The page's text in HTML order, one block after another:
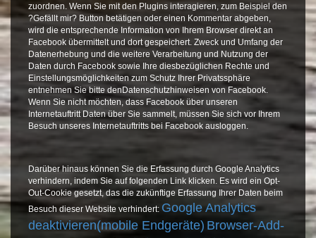
zuordnen. Wenn Sie mit den Plugins interagieren, zum Beispiel den
?Gefällt mir? Button betätigen oder einen Kommentar abgeben,
wird die entsprechende Information von Ihrem Browser direkt an
Facebook übermittelt und dort gespeichert. Zweck und Umfang der
Datenerhebung und die weitere Verarbeitung und Nutzung der
Daten durch Facebook sowie Ihre diesbezüglichen Rechte und
Einstellungsmöglichkeiten zum Schutz Ihrer Privatssphäre
entnehmen Sie bitte denDatenschutzhinweisen von Facebook.
Wenn Sie nicht möchten, dass Facebook über unseren
Internetauftritt Daten über Sie sammelt, müssen Sie sich vor Ihrem
Besuch unseres Internetauftritts bei Facebook ausloggen.
Darüber hinaus können Sie die Erfassung durch Google Analytics
verhindern, indem Sie auf folgenden Link klicken. Es wird ein Opt-
Out-Cookie gesetzt, das die zukünftige Erfassung Ihrer Daten beim
Besuch dieser Website verhindert: Google Analytics
deaktivieren(mobile Endgeräte) Browser-Add-